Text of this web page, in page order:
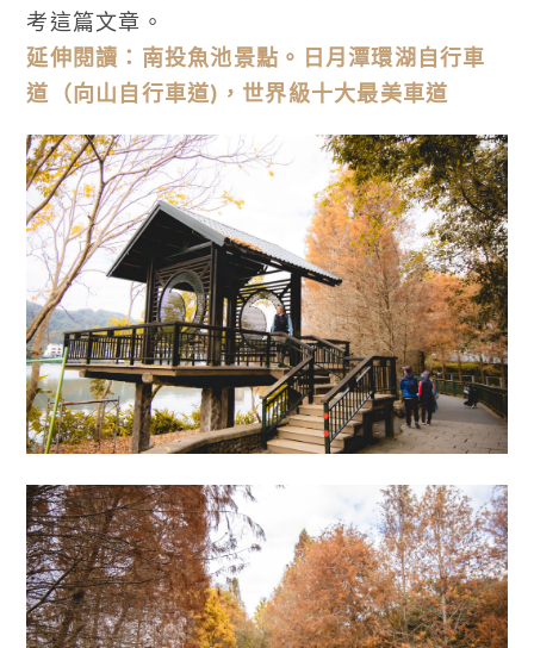
考這篇文章。
延伸閱讀：南投魚池景點。日月潭環湖自行車
道（向山自行車道)，世界級十大最美車道